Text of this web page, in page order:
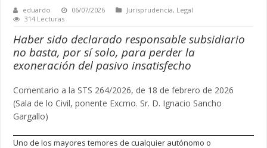
eduardo 06/07/2026 Jurisprudencia, Legal
314 Lecturas
Haber sido declarado responsable subsidiario
no basta, por sí solo, para perder la
exoneración del pasivo insatisfecho
Comentario a la STS 264/2026, de 18 de febrero de 2026
(Sala de lo Civil, ponente Excmo. Sr. D. Ignacio Sancho
Gargallo)
Uno de los mayores temores de cualquier autónomo o